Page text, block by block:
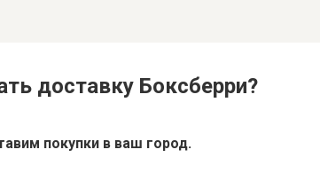
доставку Боксберри?
покупки в ваш город.